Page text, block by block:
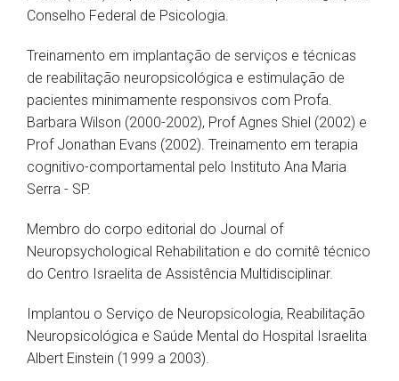
Conselho Federal de Psicologia.
Treinamento em implantação de serviços e técnicas
de reabilitação neuropsicológica e estimulação de
pacientes minimamente responsivos com Profa.
Barbara Wilson (2000-2002), Prof Agnes Shiel (2002) e
Prof Jonathan Evans (2002). Treinamento em terapia
cognitivo-comportamental pelo Instituto Ana Maria
Serra - SP.
Membro do corpo editorial do Journal of
Neuropsychological Rehabilitation e do comitê técnico
do Centro Israelita de Assistência Multidisciplinar.
Implantou o Serviço de Neuropsicologia, Reabilitação
Neuropsicológica e Saúde Mental do Hospital Israelita
Albert Einstein (1999 a 2003).